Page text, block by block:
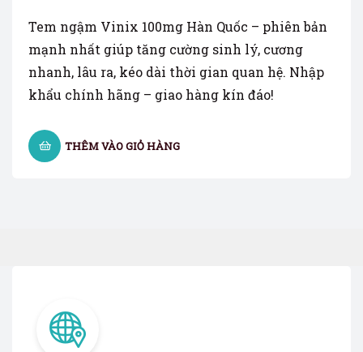
Tem ngậm Vinix 100mg Hàn Quốc – phiên bản
mạnh nhất giúp tăng cường sinh lý, cương
nhanh, lâu ra, kéo dài thời gian quan hệ. Nhập
khẩu chính hãng – giao hàng kín đáo!
THÊM VÀO GIỎ HÀNG